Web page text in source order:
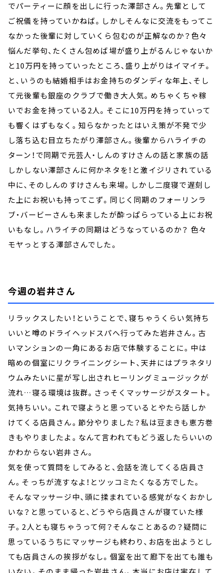
でパーティーに顔を出しに行った澤部さん。先輩として
ご祝儀を持っていかねば。しかしそんなに交流をもってこ
なかった後輩に対していくら包むのが正解なのか？色々
悩んだ挙句、たくさん包めば場が盛り上がるんじゃないか
と10万円を持っていったところ、盛り上がりはイマイチ。
と、いうのも結婚相手はお金持ちのダンディな年上、そし
て元後輩も銀座のクラブで働き大人気。めちゃくちゃ稼
いでお金を持っている2人。そこに10万円を持っていって
も響くはずもなく。知らなかったとはいえ策が不発で少
し落ち込む目立ちたがり澤部さん。後輩からハライチの
ターン！で同期で元芸人・しんのすけさんの話と家族の話
しかしない澤部さんに何かネタを！と激イジリされている
中に、そのしんのすけさんも来場。しかし二度寝で遅刻し
た上にお祝いも持ってこず。同じく同期のフォーリンラ
ブ・バービーさんも来ましたが酔っぱらっている上にお祝
いもなし。ハライチの同期はどうなっているのか？ 色々
モヤっとする澤部さんでした。
今週の岩井さん
リラックスしたい！ということで、寝ちゃうくらい気持ち
いいと噂のドライヘッドスパへ行ってみた岩井さん。古
いマンションの一角にあるお店で体験することに。中は
暗めの個室にリクライニングシート、天井にはプラネタリ
ウムみたいに星が写し出されヒーリングミュージックが
流れ…寝る環境は抜群。さっそくマッサージがスタート。
気持ちいい。これで寝ようと思っているとやたら話しか
けてくる店員さん。節分やりました？私は豆まきも恵方巻
きもやりましたよ。なんて言われてもどう返したらいいの
かわからない岩井さん。
気を使って質問をしてみると、会話を流してくる店員さ
ん。そっちが流すなよ！とツッコミたくなる方でした。
そんなマッサージ中、頭に揉まれている感覚がなくおかし
いな？と思っていると、どうやら店員さんが寝ていた様
子。2人とも寝ちゃうって何？そんなことあるの？疑問に
思っているうちにマッサージも終わり、お店を出ようとし
ても店員さんの挨拶がなし。個室を出て廊下を出ても誰も